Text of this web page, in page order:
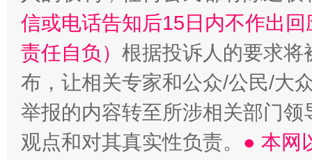
信或电话告知后15日内不作出
责任自负） 根据投诉人的要求将
布，让相关专家和公众/公民/大
举报的内容转至所涉相关部门
观点和对其真实性负责。 ● 本网